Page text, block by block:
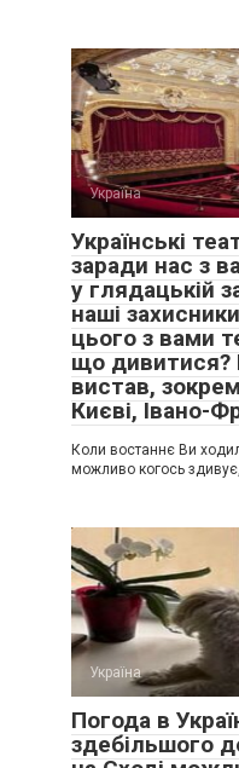
Україна
Українські
заради нас з
у глядацькій
наші
цього з вами
що дивитися?
вистав,
Києві, Івано-
Коли востаннє Ви
можливо когось здивує,
Україна
Погода в
здебільшого